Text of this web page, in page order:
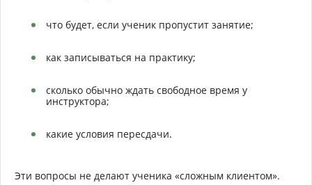
что будет, если ученик пропустит занятие;
как записываться на практику;
сколько обычно ждать свободное время у
инструктора;
какие условия пересдачи.
Эти вопросы не делают ученика «сложным клиентом».